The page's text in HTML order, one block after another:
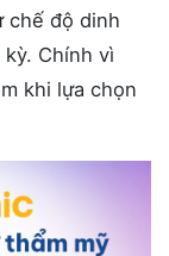
chế độ dinh
Chính vì
khi lựa chọn